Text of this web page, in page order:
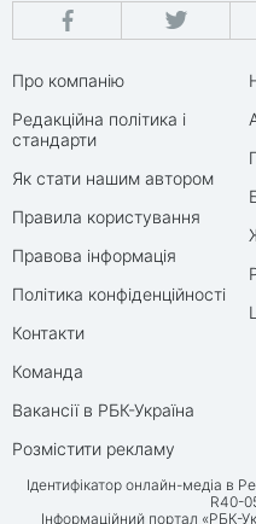
Про компанію
Редакційна політика і
стандарти
Як стати нашим автором
Правила користування
Правова інформація
Політика конфіденційності
Контакти
Команда
Вакансії в РБК-Україна
Розмістити рекламу
Ідентифікатор онлайн-медіа в
R40-
Інформаційний портал «РБК-